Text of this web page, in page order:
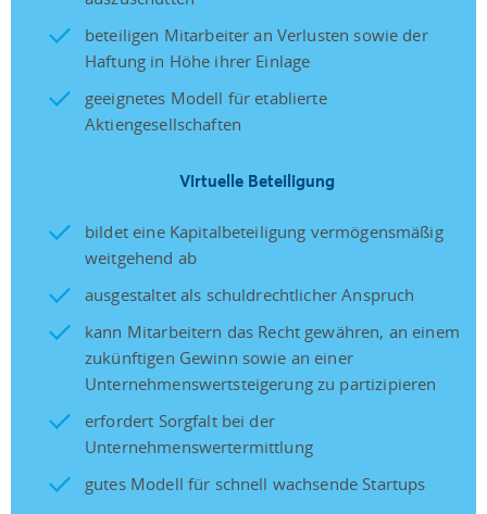
beteiligen Mitarbeiter an Verlusten sowie der
Haftung in Höhe ihrer Einlage
geeignetes Modell für etablierte
Aktiengesellschaften
Virtuelle Beteiligung
bildet eine Kapitalbeteiligung vermögensmäßig
weitgehend ab
ausgestaltet als schuldrechtlicher Anspruch
kann Mitarbeitern das Recht gewähren, an einem
zukünftigen Gewinn sowie an einer
Unternehmenswertsteigerung zu partizipieren
erfordert Sorgfalt bei der
Unternehmenswertermittlung
gutes Modell für schnell wachsende Startups